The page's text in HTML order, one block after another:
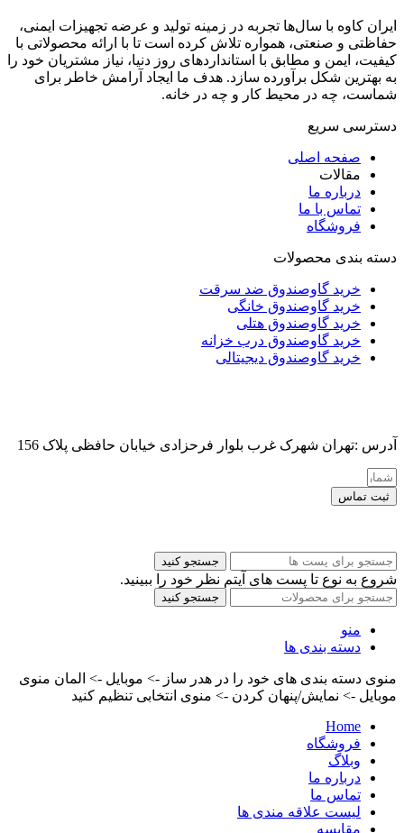
ایران کاوه با سال‌ها تجربه در زمینه تولید و عرضه تجهیزات ایمنی،
حفاظتی و صنعتی، همواره تلاش کرده است تا با ارائه محصولاتی با
کیفیت، ایمن و مطابق با استانداردهای روز دنیا، نیاز مشتریان خود را
به بهترین شکل برآورده سازد. هدف ما ایجاد آرامش خاطر برای
شماست، چه در محیط کار و چه در خانه.
دسترسی سریع
صفحه اصلی
مقالات
درباره ما
تماس با ما
فروشگاه
دسته بندی محصولات
خرید گاوصندوق ضد سرقت
خرید گاوصندوق خانگی
خرید گاوصندوق هتلی
خرید گاوصندوق درب خزانه
خرید گاوصندوق دیجیتالی
آدرس :تهران شهرک غرب بلوار فرحزادی خیابان حافظی پلاک 156
ثبت تماس
جستجو کنید
شروع به نوع تا پست های آیتم نظر خود را ببینید.
جستجو کنید
منو
دسته بندی ها
منوی دسته بندی های خود را در هدر ساز -> موبایل -> المان منوی
موبایل -> نمایش/پنهان کردن -> منوی انتخابی تنظیم کنید
Home
فروشگاه
وبلاگ
درباره ما
تماس ما
لیست علاقه مندی ها
مقایسه